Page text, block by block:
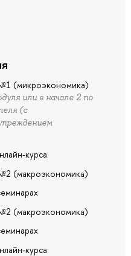
(микроэкономика)
или в начале 2 по
(с
курса
(макроэкономика)
(макроэкономика)
курса